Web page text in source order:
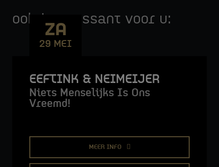
ook interessant voor u:
ZA
29 MEI
EEFTINK & NEIMEIJER
Niets Menselijks Is Ons
Vreemd!
MEER INFO